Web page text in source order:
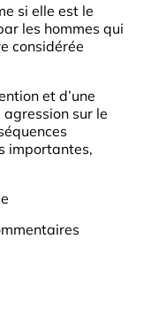
si elle est le
les hommes qui
considérée
et d’une
sur le
importantes,